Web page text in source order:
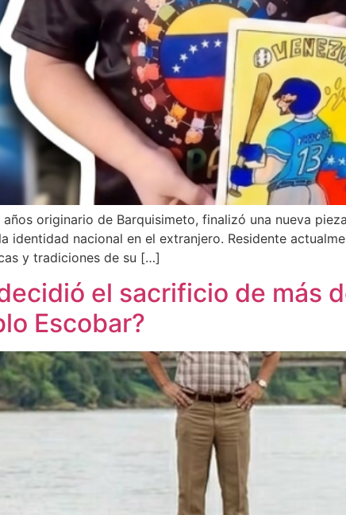
originario de Barquisimeto, finalizó una nueva
identidad nacional en el extranjero. Residente
y tradiciones de su […]
el sacrificio de más
Escobar?